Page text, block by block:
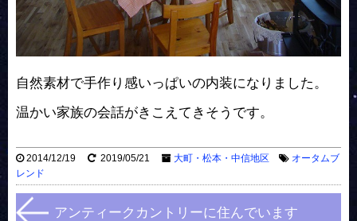
自然素材で手作り感いっぱいの内装になりました。
温かい家族の会話がきこえてきそうです。
2014/12/19 2019/05/21 大町・松本・中信地区
オータムブ
レンド
アンティークカントリーに住んでいます